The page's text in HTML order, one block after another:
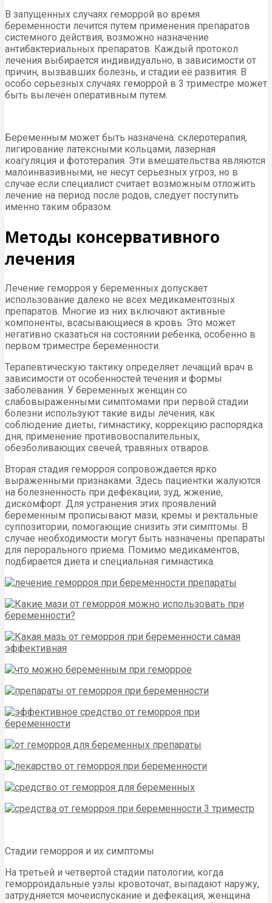
В запущенных случаях геморрой во время
беременности лечится путем применения препаратов
системного действия, возможно назначение
антибактериальных препаратов. Каждый протокол
лечения выбирается индивидуально, в зависимости от
причин, вызвавших болезнь, и стадии её развития. В
особо серьезных случаях геморрой в 3 триместре может
быть вылечен оперативным путем.
Беременным может быть назначена: склеротерапия,
лигирование латексными кольцами, лазерная
коагуляция и фототерапия. Эти вмешательства являются
малоинвазивными, не несут серьезных угроз, но в
случае если специалист считает возможным отложить
лечение на период после родов, следует поступить
именно таким образом.
Методы консервативного
лечения
Лечение геморроя у беременных допускает
использование далеко не всех медикаментозных
препаратов. Многие из них включают активные
компоненты, всасывающиеся в кровь. Это может
негативно сказаться на состоянии ребенка, особенно в
первом триместре беременности.
Терапевтическую тактику определяет лечащий врач в
зависимости от особенностей течения и формы
заболевания. У беременных женщин со
слабовыраженными симптомами при первой стадии
болезни используют такие виды лечения, как
соблюдение диеты, гимнастику, коррекцию распорядка
дня, применение противовоспалительных,
обезболивающих свечей, травяных отваров.
Вторая стадия геморроя сопровождается ярко
выраженными признаками. Здесь пациентки жалуются
на болезненность при дефекации, зуд, жжение,
дискомфорт. Для устранения этих проявлений
беременным прописывают мази, кремы и ректальные
суппозитории, помогающие снизить эти симптомы. В
случае необходимости могут быть назначены препараты
для перорального приема. Помимо медикаментов,
подбирается диета и специальная гимнастика.
Стадии геморроя и их симптомы
На третьей и четвертой стадии патологии, когда
геморроидальные узлы кровоточат, выпадают наружу,
затрудняется мочеиспускание и дефекация, женщина